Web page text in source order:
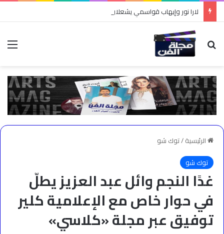
لارا نور وإيهاب قواسمي يشعلان أجواء الدبكة في “طربقة”
بحث عن
الرئيسية/توك شو
توك شو
غدًا النجم وائل عبد العزيز يطلّ
في حوار خاص مع الإعلامية كلير
توفيق عبر مجلة «كلاسي»